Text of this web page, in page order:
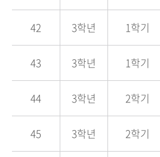
42 3학년 1학기
43 3학년 1학기
44 3학년 2학기
45 3학년 2학기